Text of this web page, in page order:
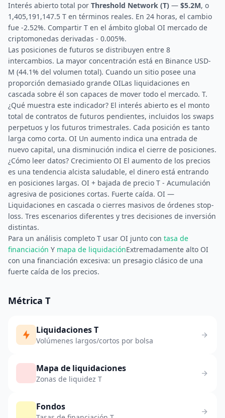
Interés abierto total por Threshold Network (T) — $5.2M, o
1,405,191,147.5 T en términos reales. En 24 horas, el cambio
fue -2.52%. Compartir T en el ámbito global OI mercado de
criptomonedas derivadas - 0.005%.
Las posiciones de futuros se distribuyen entre 8
intercambios. La mayor concentración está en Binance USD-
M (44.1% del volumen total). Cuando un sitio posee una
proporción demasiado grande OILas liquidaciones en
cascada sobre él son capaces de mover todo el mercado. T.
¿Qué muestra este indicador? El interés abierto es el monto
total de contratos de futuros pendientes, incluidos los swaps
perpetuos y los futuros trimestrales. Cada posición es tanto
larga como corta. OI Un aumento indica una entrada de
nuevo capital, una disminución indica el cierre de posiciones.
¿Cómo leer datos? Crecimiento OI El aumento de los precios
es una tendencia alcista saludable, el dinero está entrando
en posiciones largas. OI + bajada de precio T - Acumulación
agresiva de posiciones cortas. Fuerte caída. OI —
Liquidaciones en cascada o cierres masivos de órdenes stop-
loss. Tres escenarios diferentes y tres decisiones de inversión
distintas.
Para un análisis completo T usar OI junto con tasa de
financiación Y mapa de liquidaciónExtremadamente alto OI
con una financiación excesiva: un presagio clásico de una
fuerte caída de los precios.
Métrica T
Liquidaciones T
Volúmenes largos/cortos por bolsa
Mapa de liquidaciones
Zonas de liquidez T
Fondos